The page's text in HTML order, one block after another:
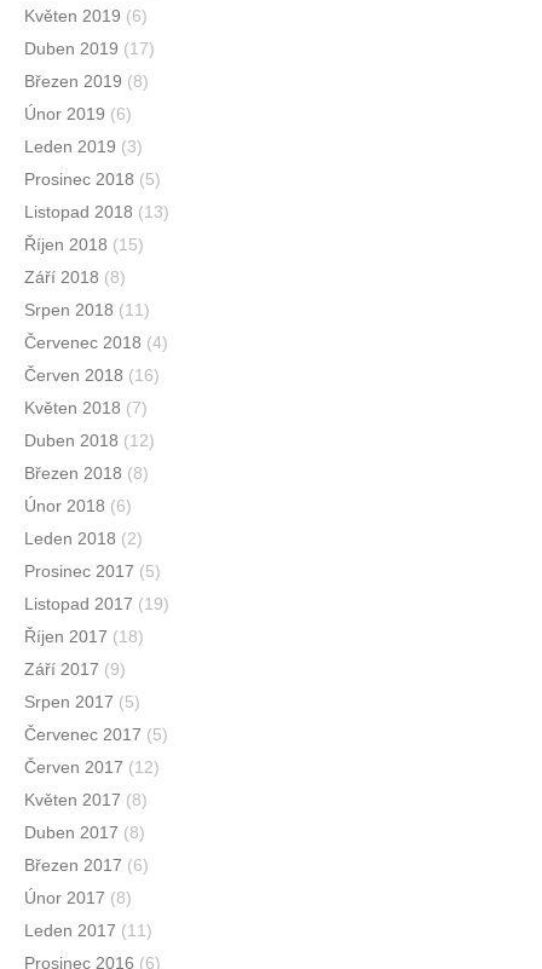
Květen 2019 (6)
Duben 2019 (17)
Březen 2019 (8)
Únor 2019 (6)
Leden 2019 (3)
Prosinec 2018 (5)
Listopad 2018 (13)
Říjen 2018 (15)
Září 2018 (8)
Srpen 2018 (11)
Červenec 2018 (4)
Červen 2018 (16)
Květen 2018 (7)
Duben 2018 (12)
Březen 2018 (8)
Únor 2018 (6)
Leden 2018 (2)
Prosinec 2017 (5)
Listopad 2017 (19)
Říjen 2017 (18)
Září 2017 (9)
Srpen 2017 (5)
Červenec 2017 (5)
Červen 2017 (12)
Květen 2017 (8)
Duben 2017 (8)
Březen 2017 (6)
Únor 2017 (8)
Leden 2017 (11)
Prosinec 2016 (6)